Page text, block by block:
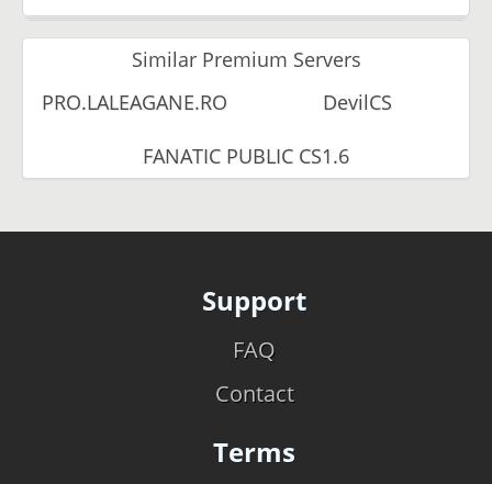
Similar Premium Servers
PRO.LALEAGANE.RO
DevilCS
FANATIC PUBLIC CS1.6
Support
FAQ
Contact
Terms